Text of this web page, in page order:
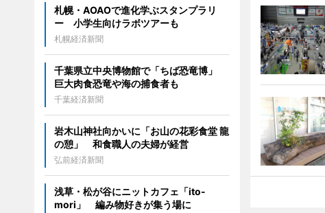
札幌・AOAOで進化学ぶスタンプラリ
ー 小学生向けラボツアーも
札幌経済新聞
千葉県立中央博物館で「ちば恐竜博」
巨大肉食恐竜や海の捕食者も
千葉経済新聞
岩木山神社向かいに「お山の花彩食堂 龍
の憩」 和食職人の夫婦が経営
弘前経済新聞
浅草・松が谷にニットカフェ「ito-
mori」 編み物好きが集う場に